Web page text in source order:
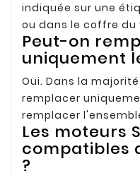
indiquée sur une
ou dans le coffre du
Peut-on
uniquement
Oui. Dans la
remplacer
remplacer
Les moteurs
compatibles
?